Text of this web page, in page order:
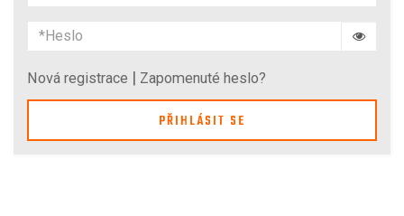
Nová registrace | Zapomenuté heslo?
PŘIHLÁSIT SE